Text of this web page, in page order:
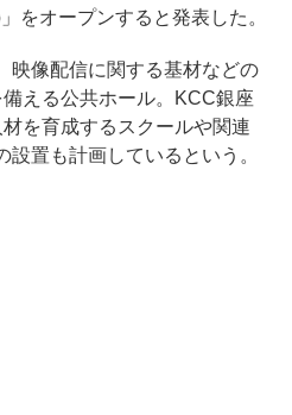
をオープンすると発表した。
像配信に関する基材などの
える公共ホール。KCC銀座
を育成するスクールや関連
置も計画しているという。